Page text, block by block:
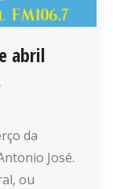
abril
da
José.
ou